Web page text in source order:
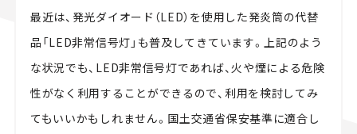
最近は、発光ダイオード（LED）を使用した発炎筒の代替
品「LED非常信号灯」も普及してきています。上記のよう
な状況でも、LED非常信号灯であれば、火や煙による危険
性がなく利用することができるので、利用を検討してみ
てもいいかもしれません。国土交通省保安基準に適合し